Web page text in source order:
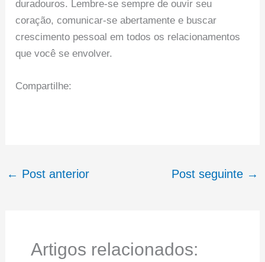
duradouros. Lembre-se sempre de ouvir seu
coração, comunicar-se abertamente e buscar
crescimento pessoal em todos os relacionamentos
que você se envolver.
Compartilhe:
← Post anterior Post seguinte →
Artigos relacionados: